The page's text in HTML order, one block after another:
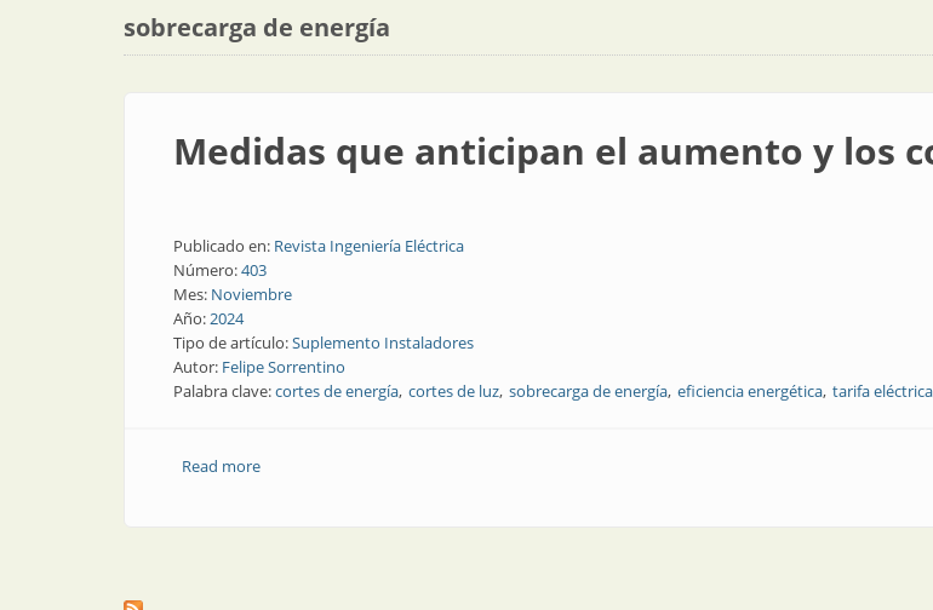
sobrecarga de energía
Medidas que anticipan el aumento y los
Publicado en: Revista Ingeniería Eléctrica
Número:403
Mes: Noviembre
Año:2024
Tipo de artículo:Suplemento Instaladores
Autor: Felipe Sorrentino
Palabra clave:cortes de energía cortes de luz sobrecarga de energía eficiencia energética tarifa eléctrica
Read moreabout Medidas que anticipan el aumento y los cortes de la energía